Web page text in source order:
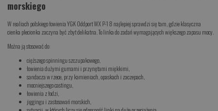
morskiego
W realiach polskiego łowienia YGK Oddport WX P-1 8 najlepiej sprawdzi się tam, gdzie klasyczna
cienka plecionka zaczyna być zbyt delikatna. To linka do zadań wymagających większego zapasu mocy.
Można ją stosować do:
cięższego spinningu szczupakowego,
łowienia dużymi gumami i przynętami miękkimi,
sandacza w rzece, przy kamieniach, opaskach i zaczepach,
mocniejszego castingu,
łowienia z łodzi,
jiggingu i zastosowań morskich,